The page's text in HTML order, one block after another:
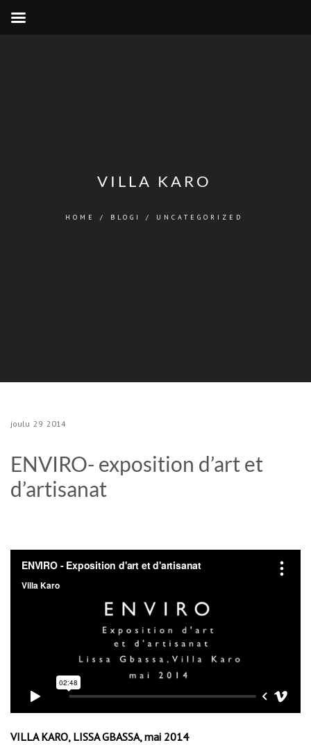
VILLA KARO
HOME / BLOGI / UNCATEGORIZED
joulu 29 2014
ENVIRO- exposition d’art et
d’artisanat
VILLA KARO, LISSA GBASSA, mai 2014